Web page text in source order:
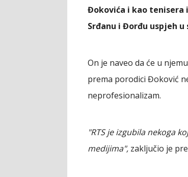
Đokovića i kao tenisera
Srđanu i Đorđu uspjeh u
On je naveo da će u
prema porodici Đoković
neprofesionalizam.
"RTS je izgubila nekoga
medijima", zaključio je